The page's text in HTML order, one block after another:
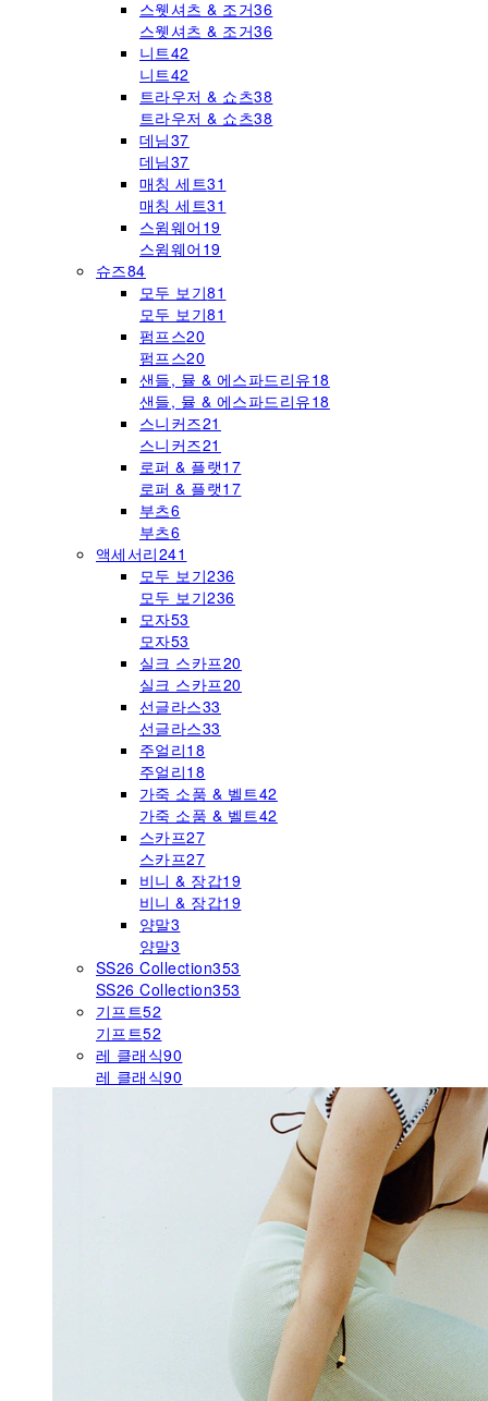
스웻셔츠 & 조거36
스웻셔츠 & 조거36
니트42
니트42
트라우저 & 쇼츠38
트라우저 & 쇼츠38
데님37
데님37
매칭 세트31
매칭 세트31
스윔웨어 19
스윔웨어 19
슈즈84
모두 보기81
모두 보기81
펌프스20
펌프스20
샌들, 뮬 & 에스파드리유18
샌들, 뮬 & 에스파드리유18
스니커즈21
스니커즈21
로퍼 & 플랫17
로퍼 & 플랫17
부츠6
부츠6
액세서리241
모두 보기236
모두 보기236
모자53
모자53
실크 스카프20
실크 스카프20
선글라스33
선글라스33
주얼리18
주얼리18
가죽 소품 & 벨트42
가죽 소품 & 벨트42
스카프27
스카프27
비니 & 장갑19
비니 & 장갑19
양말3
양말3
SS26 Collection353
SS26 Collection353
기프트52
기프트52
레 클래식90
레 클래식90